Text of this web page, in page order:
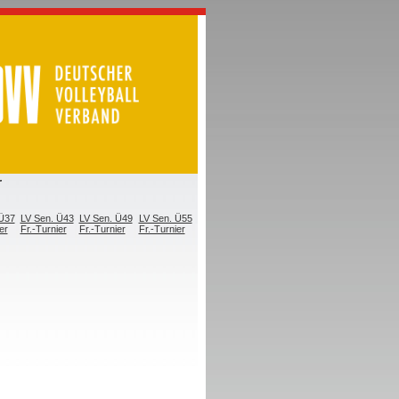
LV Sen. Ü43
Fr.-Turnier
LV Sen. Ü49
Fr.-Turnier
LV Sen. Ü55
Fr.-Turnier